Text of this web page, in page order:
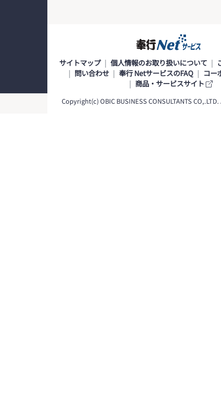
サイトマップ 個人情報のお取り扱いについて
問い合わせ
奉行 NetサービスのFAQ
コー
商品・サービスサイト
Copyright(c) OBIC BUSINESS CONSULTANTS